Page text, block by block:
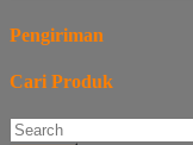
Pengiriman
Cari Produk